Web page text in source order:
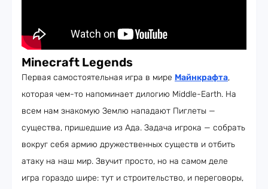
Minecraft Legends
Первая самостоятельная игра в мире Майнкрафта,
которая чем-то напоминает дилогию Middle-Earth. На
всем нам знакомую Землю нападают Пиглеты —
существа, пришедшие из Ада. Задача игрока — собрать
вокруг себя армию дружественных существ и отбить
атаку на наш мир. Звучит просто, но на самом деле
игра гораздо шире: тут и строительство, и переговоры,